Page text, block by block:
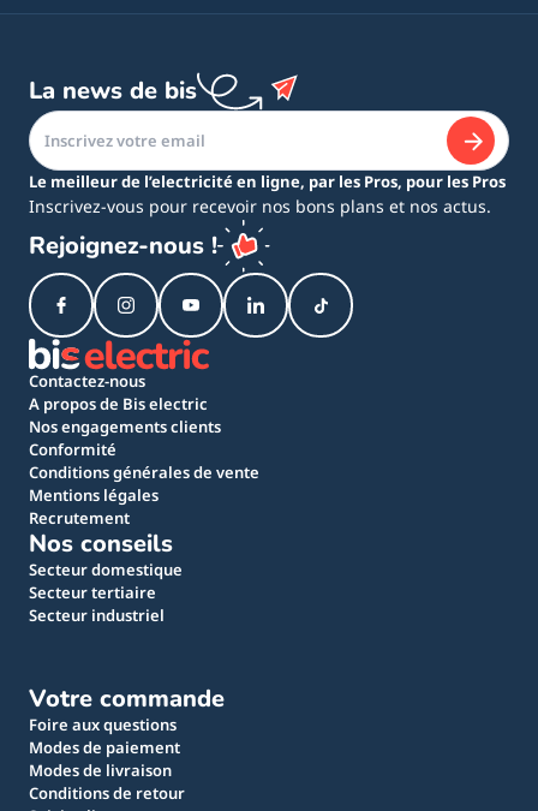
La news de bis
Le meilleur de l’electricité en ligne, par les Pros, pour les Pros
Inscrivez-vous pour recevoir nos bons plans et nos actus.
Rejoignez-nous !
Contactez-nous
A propos de Bis electric
Nos engagements clients
Conformité
Conditions générales de vente
Mentions légales
Recrutement
Nos conseils
Secteur domestique
Secteur tertiaire
Secteur industriel
Votre commande
Foire aux questions
Modes de paiement
Modes de livraison
Conditions de retour